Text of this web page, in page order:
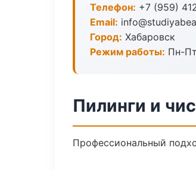
Телефон: +7 (959)
Email:
Город: Хабаровск
Режим работы: Пн-
Пилинги и
Профессиональный